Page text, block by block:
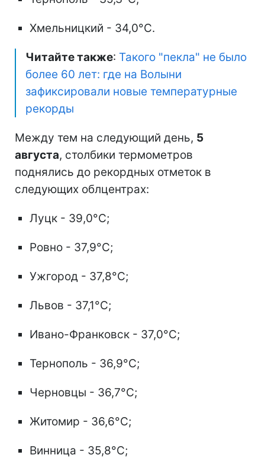
Хмельницкий - 34,0°C.
Читайте также: Такого "пекла" не было
более 60 лет: где на Волыни
зафиксировали новые температурные
рекорды
Между тем на следующий день, 5
августа, столбики термометров
поднялись до рекордных отметок в
следующих облцентрах:
Луцк - 39,0°C;
Ровно - 37,9°C;
Ужгород - 37,8°C;
Львов - 37,1°C;
Ивано-Франковск - 37,0°C;
Тернополь - 36,9°C;
Черновцы - 36,7°C;
Житомир - 36,6°C;
Винница - 35,8°C;